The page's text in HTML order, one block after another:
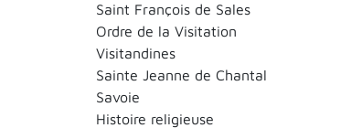
Saint François de Sales
Ordre de la Visitation
Visitandines
Sainte Jeanne de Chantal
Savoie
Histoire religieuse